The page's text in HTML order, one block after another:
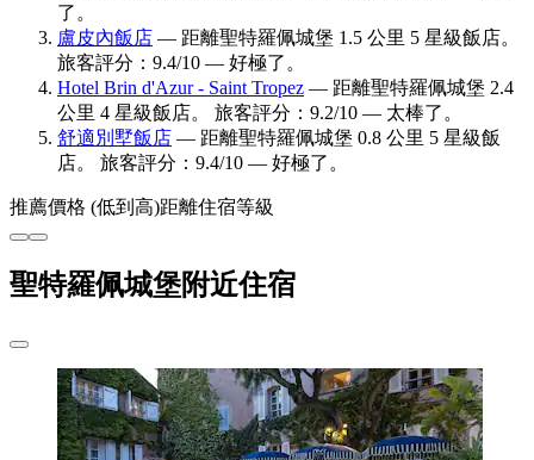
了。
盧皮內飯店 — 距離聖特羅佩城堡 1.5 公里 5 星級飯店。
旅客評分：9.4/10 — 好極了。
Hotel Brin d'Azur - Saint Tropez — 距離聖特羅佩城堡 2.4
公里 4 星級飯店。 旅客評分：9.2/10 — 太棒了。
舒適別墅飯店 — 距離聖特羅佩城堡 0.8 公里 5 星級飯
店。 旅客評分：9.4/10 — 好極了。
推薦價格 (低到高)距離住宿等級
聖特羅佩城堡附近住宿